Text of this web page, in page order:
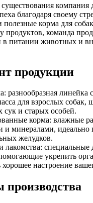
компания
благодаря своему
полезные корма для
продуктов, команда
питании животных и
продукции
разнообразная линейка
для взрослых собак,
сук и старых особей.
корма: влажные
и минералами, идеально
желудков.
специальные
укрепить
хорошее настроение